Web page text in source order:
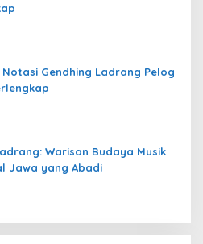
Notasi Gendhing Ladrang Pelog
Warisan Budaya Musik
Jawa yang Abadi